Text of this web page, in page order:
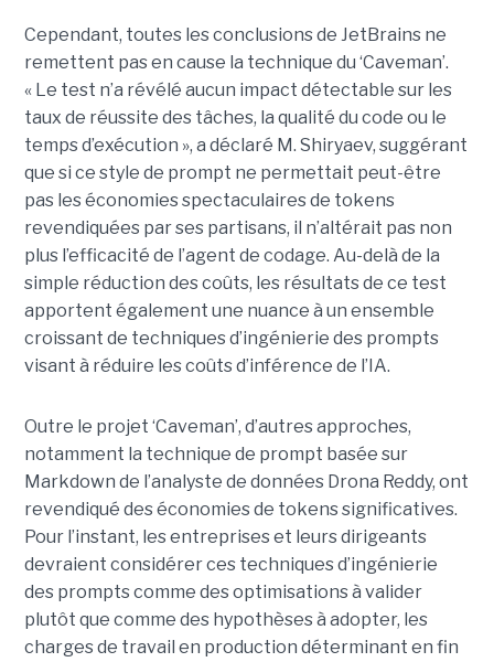
Cependant, toutes les conclusions de JetBrains ne
remettent pas en cause la technique du ‘Caveman’.
« Le test n’a révélé aucun impact détectable sur les
taux de réussite des tâches, la qualité du code ou le
temps d’exécution », a déclaré M. Shiryaev, suggérant
que si ce style de prompt ne permettait peut-être
pas les économies spectaculaires de tokens
revendiquées par ses partisans, il n’altérait pas non
plus l’efficacité de l’agent de codage. Au-delà de la
simple réduction des coûts, les résultats de ce test
apportent également une nuance à un ensemble
croissant de techniques d’ingénierie des prompts
visant à réduire les coûts d’inférence de l’IA.
Outre le projet ‘Caveman’, d’autres approches,
notamment la technique de prompt basée sur
Markdown de l’analyste de données Drona Reddy, ont
revendiqué des économies de tokens significatives.
Pour l’instant, les entreprises et leurs dirigeants
devraient considérer ces techniques d’ingénierie
des prompts comme des optimisations à valider
plutôt que comme des hypothèses à adopter, les
charges de travail en production déterminant en fin